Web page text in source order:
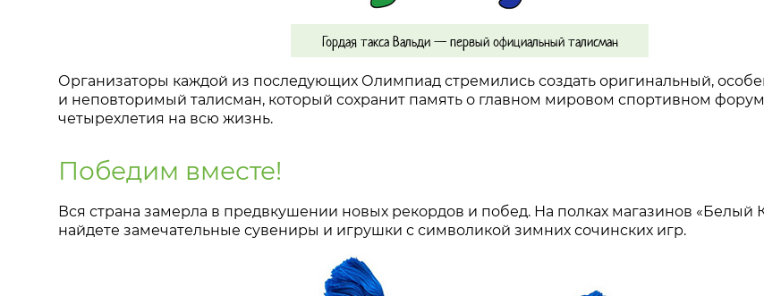
Гордая такса Вальди — первый официальный талисман
Организаторы каждой из последующих Олимпиад стремились создать оригинальный,
и неповторимый талисман, который сохранит память о главном мировом спортивном
четырехлетия на всю жизнь.
Победим вместе!
Вся страна замерла в предвкушении новых рекордов и побед. На полках магазинов «Белый
найдете замечательные сувениры и игрушки с символикой зимних сочинских игр.